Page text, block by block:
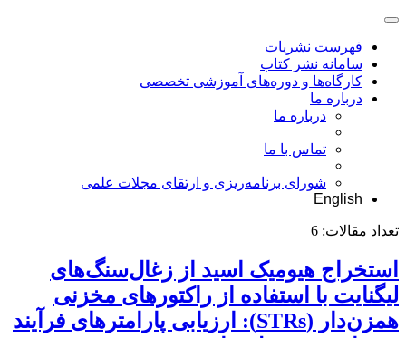
فهرست نشریات
سامانه نشر کتاب
کارگاه‌ها و دوره‌های آموزشی تخصصی
درباره ما
درباره ما
تماس با ما
شورای برنامه‌ریزی و ارتقای مجلات علمی
English
تعداد مقالات: 6
استخراج هیومیک اسید از زغال‌سنگ‌‌های
لیگنایت با استفاده از راکتورهای مخزنی
همزن‌دار (STRs): ارزیابی پارامترهای فرآیند